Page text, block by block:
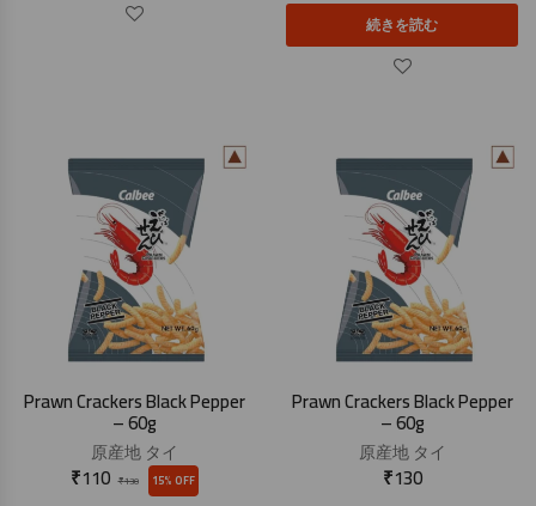
続きを読む
Prawn Crackers Black Pepper
– 60g
原産地タイ
₹130
₹110 15% OFF
Prawn Crackers Black Pepper
– 60g
原産地タイ
₹130